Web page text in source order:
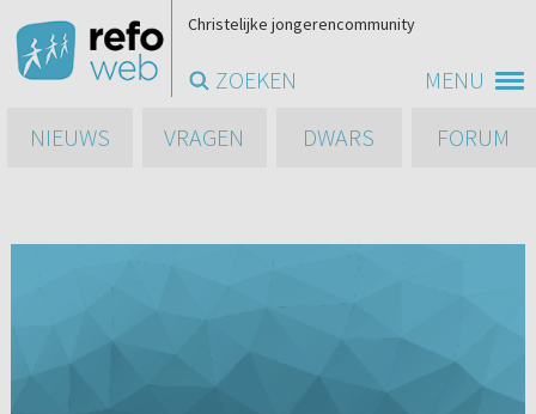
MENU
Christelijke jongerencommunity
ZOEKEN
NIEUWS
VRAGEN DWARS FORUM